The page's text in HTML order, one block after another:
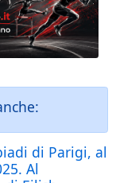
di Parigi, al
Al